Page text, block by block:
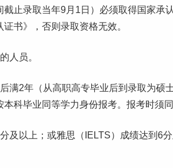
止录取当年9月1日）必须取得国家承
书》，否则录取资格无效。
人员。
满2年（从高职高专毕业后到录取为硕
科毕业同等学力身份报考。报考时须
及以上；或雅思（IELTS）成绩达到6